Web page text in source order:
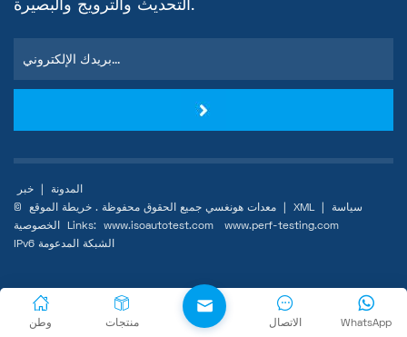
التحديث والترويج والبصيرة.
المدونة
خبر
© معدات هونغسي جميع الحقوق محفوظة .
XML
سياسة
الخصوصية
Links: www.isoautotest.com
www.perf-testing.com
IPv6 الشبكة المدعومة
وطن منتجات WhatsApp الاتصال